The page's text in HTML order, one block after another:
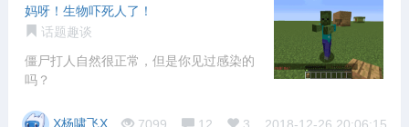
妈呀！生物吓死人了！
话题趣谈
僵尸打人自然很正常，但是你见过感染的
吗？
X杨啸飞X